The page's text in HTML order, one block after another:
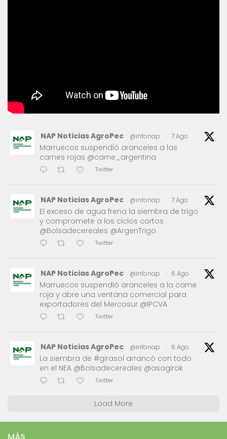
NAP Noticias AgroPec @infonap · 7 Ago
Marruecos suspendió aranceles a las
carnes rojas @carne_argentina
Twitter
NAP Noticias AgroPec @infonap · 7 Ago
El exceso de agua frena la siembra de trigo
y compromete a los ciclos cortos
@Bolsadecereales @ArgenTrigo
Twitter
NAP Noticias AgroPec @infonap · 6 Ago
Marruecos suspendió aranceles a la carne
roja y abre una ventana comercial para
exportadores del Mercosur @IPCVA
Twitter
NAP Noticias AgroPec @infonap · 6 Ago
La siembra de #girasol arrancó con todo
en el NEA @Bolsadecereales @asagirok
Twitter
Load More
MÁS